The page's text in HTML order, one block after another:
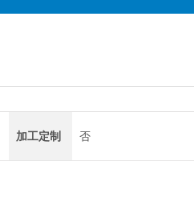
加工定制 否